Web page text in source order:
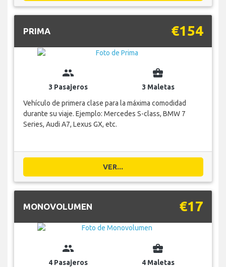
PRIMA €154
group
3 Pasajeros
business_center
3 Maletas
Vehículo de primera clase para la máxima comodidad
durante su viaje. Ejemplo: Mercedes S-class, BMW 7
Series, Audi A7, Lexus GX, etc.
VER...
MONOVOLUMEN €17
group
4 Pasajeros
business_center
4 Maletas